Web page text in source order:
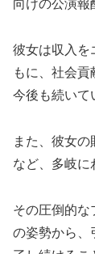
向けの公演報
彼女は収入を
もに、社会
今後も続いて
また、彼女
など、多岐に
その圧倒的な
の姿勢から、